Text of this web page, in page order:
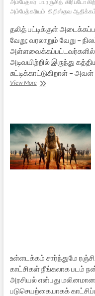
அம்பேத்கர் பா.ரஞ்சித் கிரிப்டோ
அம்பேத்கரியம் கிறிஸ்தவ
தலித் பட்டிக்குள்
வேறு; வரலாறும் வேறு –
அள்ளவைக்கப்பட்டவர்களில்
அடிவயிற்றில் இருந்து
சுட்டிக்காட்டுகிறாள் –
View Moreஎப்போது
உள்ளடக்கம் சார்ந்துமே
காட்சிகள் நீங்கலாக படம்
அரசியல் என்பது
படுசெயற்கையாகக்